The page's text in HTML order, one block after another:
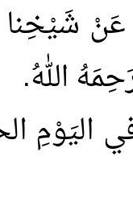
شَيْخِنا
اللهُ.
اليَوْمِ